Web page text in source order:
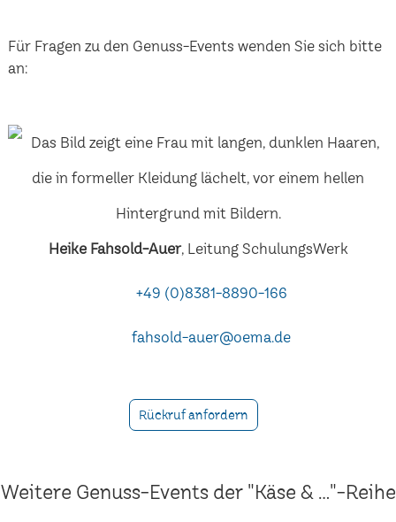
Für Fragen zu den Genuss-Events wenden Sie sich bitte
an:
Heike Fahsold-Auer, Leitung SchulungsWerk
+49 (0)8381-8890-166
fahsold-auer@oema.de
Rückruf anfordern
Weitere Genuss-Events der "Käse & ..."-Reihe